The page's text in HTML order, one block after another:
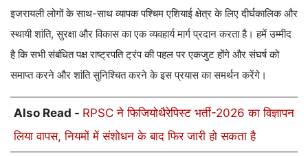
इजरायली लोगों के साथ-साथ व्यापक पश्चिम एशियाई क्षेत्र के लिए दीर्घकालिक और
स्थायी शांति, सुरक्षा और विकास का एक व्यवहार्य मार्ग प्रदान करता है। हमें उम्मीद
है कि सभी संबंधित पक्ष राष्ट्रपति ट्रंप की पहल पर एकजुट होंगे और संघर्ष को
समाप्त करने और शांति सुनिश्चित करने के इस प्रयास का समर्थन करेंगे।
Also Read - RPSC ने फिजियोथैरेपिस्ट भर्ती-2026 का विज्ञापन
लिया वापस, नियमों में संशोधन के बाद फिर जारी हो सकता है